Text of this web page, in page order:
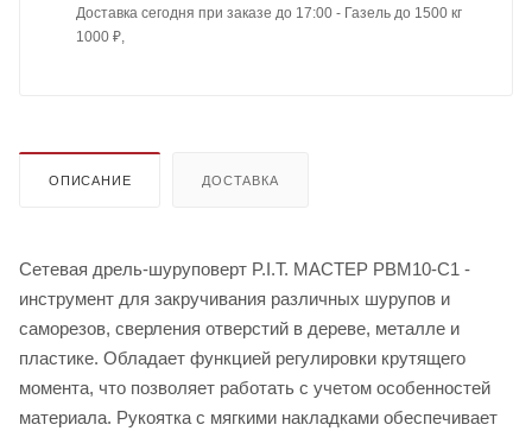
Доставка сегодня при заказе до 17:00 - Газель до 1500 кг
1000 ₽,
ОПИСАНИЕ ДОСТАВКА
Сетевая дрель-шуруповерт P.I.T. МАСТЕР PBM10-C1 -
инструмент для закручивания различных шурупов и
саморезов, сверления отверстий в дереве, металле и
пластике. Обладает функцией регулировки крутящего
момента, что позволяет работать с учетом особенностей
материала. Рукоятка с мягкими накладками обеспечивает